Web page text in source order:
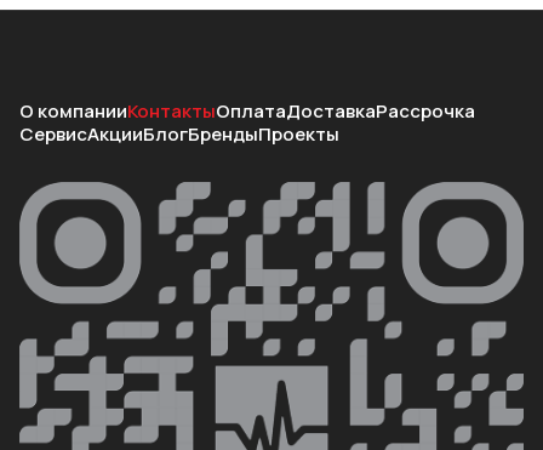
О компанииКонтактыОплатаДоставкаРассрочка
СервисАкцииБлогБрендыПроекты